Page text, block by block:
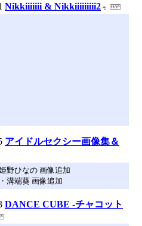
Nikkiiiiiii & Nikkiiiiiiiii2
アイドルセクシー画像集＆
野ひなの 画像追加
溝端葵 画像追加
DANCE CUBE -チャコット